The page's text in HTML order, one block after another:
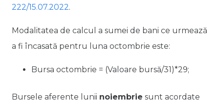
222/15.07.2022.
Modalitatea de calcul a sumei de bani ce urmează
a fi încasată pentru luna octombrie este:
Bursa octombrie = (Valoare bursă/31)*29;
Bursele aferente lunii noiembrie sunt acordate